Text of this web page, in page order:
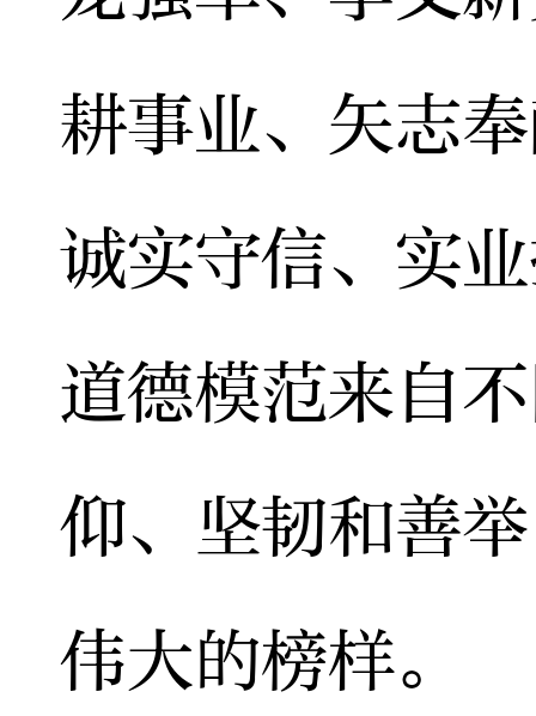
耕事业、矢志
诚实守信、实
道德模范来自
仰、坚韧和善
伟大的榜样。